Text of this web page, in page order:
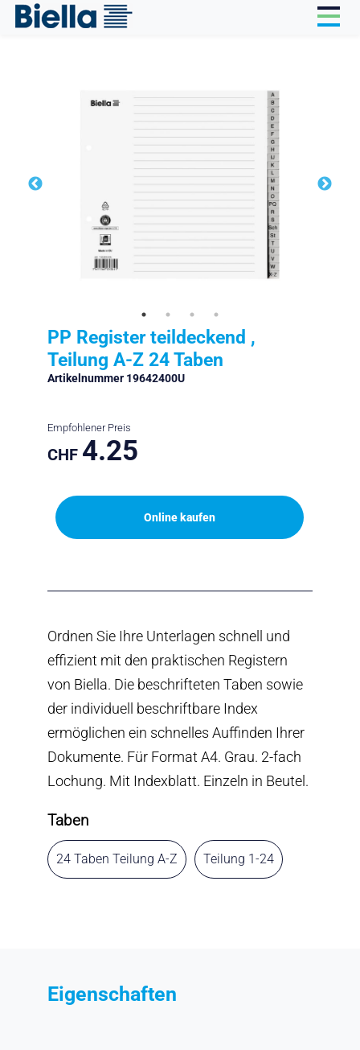
PP Register teildeckend ,
Teilung A-Z 24 Taben
Artikelnummer 19642400U
Empfohlener Preis
CHF 4.25
Online kaufen
Ordnen Sie Ihre Unterlagen schnell und
effizient mit den praktischen Registern
von Biella. Die beschrifteten Taben sowie
der individuell beschriftbare Index
ermöglichen ein schnelles Auffinden Ihrer
Dokumente. Für Format A4. Grau. 2-fach
Lochung. Mit Indexblatt. Einzeln in Beutel.
Taben
24 Taben Teilung A-Z Teilung 1-24
Eigenschaften
Cookie-Einstellungen